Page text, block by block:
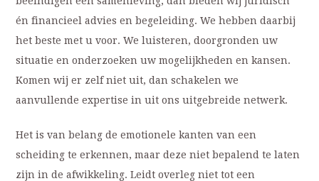
én financieel advies en begeleiding. We hebben daarbij
het beste met u voor. We luisteren, doorgronden uw
situatie en onderzoeken uw mogelijkheden en kansen.
Komen wij er zelf niet uit, dan schakelen we
aanvullende expertise in uit ons uitgebreide netwerk.
Het is van belang de emotionele kanten van een
scheiding te erkennen, maar deze niet bepalend te laten
zijn in de afwikkeling. Leidt overleg niet tot een